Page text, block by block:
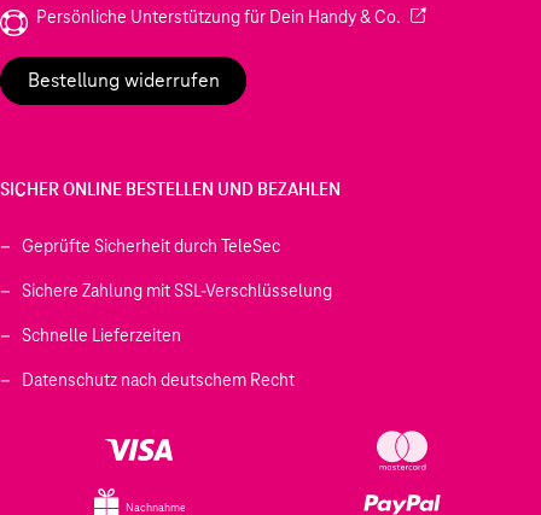
Persönliche Unterstützung für Dein Handy & Co. (Wird in einem
Bestellung widerrufen
SICHER ONLINE BESTELLEN UND BEZAHLEN
Geprüfte Sicherheit durch TeleSec
Sichere Zahlung mit SSL-Verschlüsselung
Schnelle Lieferzeiten
Datenschutz nach deutschem Recht
Nachnahme